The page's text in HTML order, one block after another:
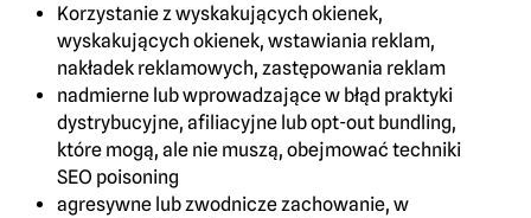
Korzystanie z wyskakujących okienek,
wyskakujących okienek, wstawiania reklam,
nakładek reklamowych, zastępowania reklam
nadmierne lub wprowadzające w błąd praktyki
dystrybucyjne, afiliacyjne lub opt-out bundling,
które mogą, ale nie muszą, obejmować techniki
SEO poisoning
agresywne lub zwodnicze zachowanie, w